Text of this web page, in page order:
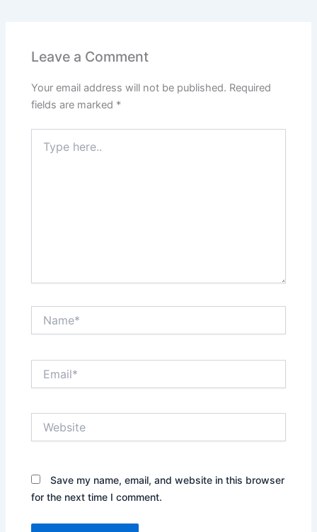
Leave a Comment
Your email address will not be published. Required
fields are marked *
here..
Save my name, email, and website in this browser
for the next time I comment.